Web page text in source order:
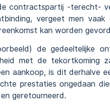
contractspartij -terecht-
vergeet men
kan worden
de gedeeltelijke
met de tekortkoming
aankoop, is dit derhalve
prestaties ongedaan
geretourneerd.